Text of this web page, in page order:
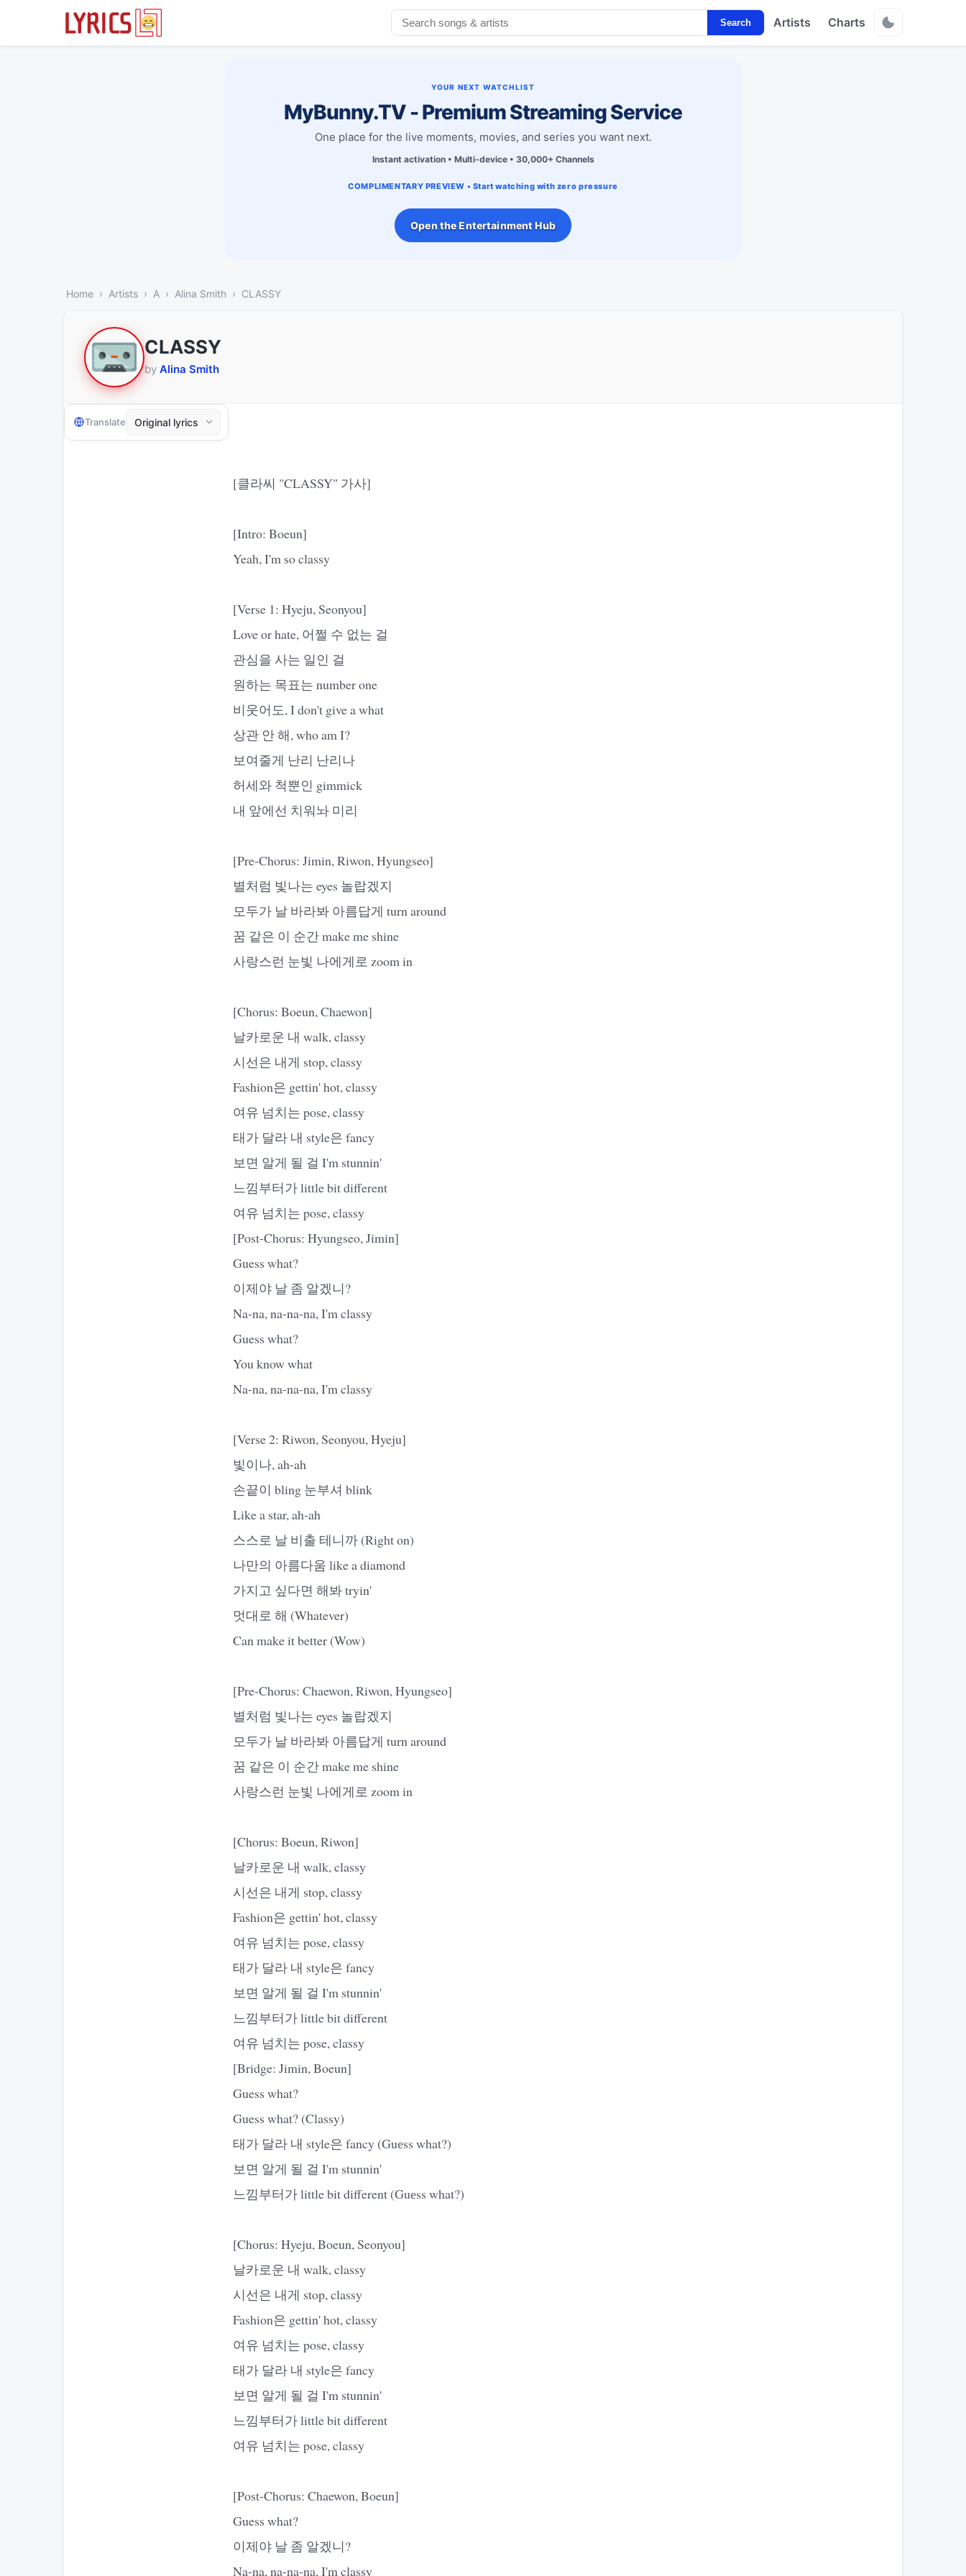
Search Artists Charts
YOUR NEXT WATCHLIST
MyBunny.TV - Premium Streaming Service
One place for the live moments, movies, and series you want next.
Instant activation • Multi-device • 30,000+ Channels
COMPLIMENTARY PREVIEW • Start watching with zero pressure
Open the Entertainment Hub
Home Artists A Alina Smith CLASSY
CLASSY
by Alina Smith
Translate
[클라씨 "CLASSY" 가사]
[Intro: Boeun]
Yeah, I'm so classy
[Verse 1: Hyeju, Seonyou]
Love or hate, 어쩔 수 없는 걸
관심을 사는 일인 걸
원하는 목표는 number one
비웃어도, I don't give a what
상관 안 해, who am I?
보여줄게 난리 난리나
허세와 척뿐인 gimmick
내 앞에선 치워놔 미리
[Pre-Chorus: Jimin, Riwon, Hyungseo]
별처럼 빛나는 eyes 놀랍겠지
모두가 날 바라봐 아름답게 turn around
꿈 같은 이 순간 make me shine
사랑스런 눈빛 나에게로 zoom in
[Chorus: Boeun, Chaewon]
날카로운 내 walk, classy
시선은 내게 stop, classy
Fashion은 gettin' hot, classy
여유 넘치는 pose, classy
태가 달라 내 style은 fancy
보면 알게 될 걸 I'm stunnin'
느낌부터가 little bit different
여유 넘치는 pose, classy
[Post-Chorus: Hyungseo, Jimin]
Guess what?
이제야 날 좀 알겠니?
Na-na, na-na-na, I'm classy
Guess what?
You know what
Na-na, na-na-na, I'm classy
[Verse 2: Riwon, Seonyou, Hyeju]
빛이나, ah-ah
손끝이 bling 눈부셔 blink
Like a star, ah-ah
스스로 날 비출 테니까 (Right on)
나만의 아름다움 like a diamond
가지고 싶다면 해봐 tryin'
멋대로 해 (Whatever)
Can make it better (Wow)
[Pre-Chorus: Chaewon, Riwon, Hyungseo]
별처럼 빛나는 eyes 놀랍겠지
모두가 날 바라봐 아름답게 turn around
꿈 같은 이 순간 make me shine
사랑스런 눈빛 나에게로 zoom in
[Chorus: Boeun, Riwon]
날카로운 내 walk, classy
시선은 내게 stop, classy
Fashion은 gettin' hot, classy
여유 넘치는 pose, classy
태가 달라 내 style은 fancy
보면 알게 될 걸 I'm stunnin'
느낌부터가 little bit different
여유 넘치는 pose, classy
[Bridge: Jimin, Boeun]
Guess what?
Guess what? (Classy)
태가 달라 내 style은 fancy (Guеss what?)
보면 알게 될 걸 I'm stunnin'
느낌부터가 little bit different (Guеss what?)
[Chorus: Hyeju, Boeun, Seonyou]
날카로운 내 walk, classy
시선은 내게 stop, classy
Fashion은 gettin' hot, classy
여유 넘치는 pose, classy
태가 달라 내 style은 fancy
보면 알게 될 걸 I'm stunnin'
느낌부터가 little bit different
여유 넘치는 pose, classy
[Post-Chorus: Chaewon, Boeun]
Guess what?
이제야 날 좀 알겠니?
Na-na, na-na-na, I'm classy